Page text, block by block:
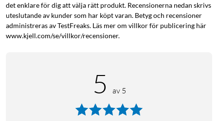
Victor Elektrisk musfälla V2 2025 är utformad för att avliva en
mus snabbt och skonsamt. När musen går in i tunneln
aktiveras sensorerna och fällan levererar en kraftfull elektrisk
gången fångas. Naturvårdsverkets godkännande säkerställer
att den uppfyller svenska krav på säker och etisk
det enklare för dig att välja rätt produkt. Recensionerna nedan skrivs
uteslutande av kunder som har köpt varan. Betyg och recensioner
administreras av TestFreaks. Läs mer om villkor för publicering här
www.kjell.com/se/villkor/recensioner.
5 av 5